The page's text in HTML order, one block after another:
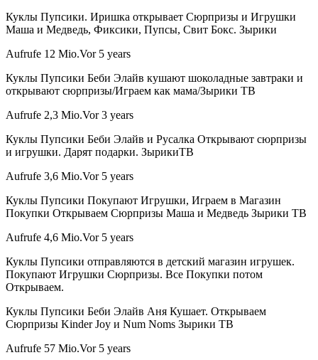
Куклы Пупсики. Иришка открывает Сюрпризы и Игрушки
Маша и Медведь, Фиксики, Пупсы, Свит Бокс. Зырики
Aufrufe 12 Mio.Vor 5 years
Куклы Пупсики Беби Элайв кушают шоколадные завтраки и
открывают сюрпризы/Играем как мама/Зырики ТВ
Aufrufe 2,3 Mio.Vor 3 years
Куклы Пупсики Беби Элайв и Русалка Открывают сюрпризы
и игрушки. Дарят подарки. ЗырикиТВ
Aufrufe 3,6 Mio.Vor 5 years
Куклы Пупсики Покупают Игрушки, Играем в Магазин
Покупки Открываем Сюрпризы Маша и Медведь Зырики ТВ
Aufrufe 4,6 Mio.Vor 5 years
Куклы Пупсики отправляются в детский магазин игрушек.
Покупают Игрушки Сюрпризы. Все Покупки потом
Открываем.
Куклы Пупсики Беби Элайв Аня Кушает. Открываем
Сюрпризы Kinder Joy и Num Noms Зырики ТВ
Aufrufe 57 Mio.Vor 5 years